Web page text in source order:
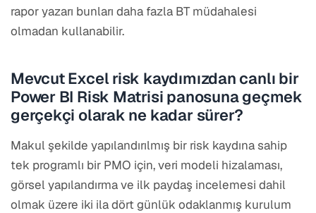
rapor yazarı bunları daha fazla BT müdahalesi
olmadan kullanabilir.
Mevcut Excel risk kaydımızdan canlı bir
Power BI Risk Matrisi panosuna geçmek
gerçekçi olarak ne kadar sürer?
Makul şekilde yapılandırılmış bir risk kaydına sahip
tek programlı bir PMO için, veri modeli hizalaması,
görsel yapılandırma ve ilk paydaş incelemesi dahil
olmak üzere iki ila dört günlük odaklanmış kurulum